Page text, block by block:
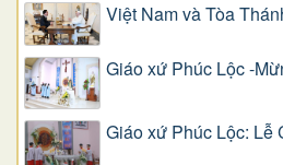
Việt Nam và Tòa
Giáo xứ Phúc Lộc -
Giáo xứ Phúc Lộc: Lễ